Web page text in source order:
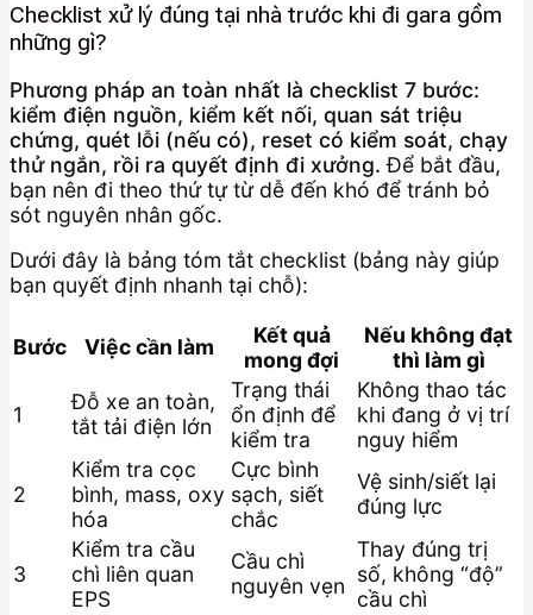
Checklist xử lý đúng tại nhà trước khi đi gara gồm
những gì?
Phương pháp an toàn nhất là checklist 7 bước:
kiểm điện nguồn, kiểm kết nối, quan sát triệu
chứng, quét lỗi (nếu có), reset có kiểm soát, chạy
thử ngắn, rồi ra quyết định đi xưởng. Để bắt đầu,
bạn nên đi theo thứ tự từ dễ đến khó để tránh bỏ
sót nguyên nhân gốc.
Dưới đây là bảng tóm tắt checklist (bảng này giúp
bạn quyết định nhanh tại chỗ):
Bước Việc cần làm
Kết quả
mong đợi
Nếu không đạt
thì làm gì
1
Đỗ xe an toàn,
tắt tải điện lớn
Trạng thái
ổn định để
kiểm tra
Không thao tác
khi đang ở vị trí
nguy hiểm
2
Kiểm tra cọc
bình, mass, oxy
hóa
Cực bình
sạch, siết
chắc
Vệ sinh/siết lại
đúng lực
3
Kiểm tra cầu
chì liên quan
EPS
Cầu chì
nguyên vẹn
Thay đúng trị
số, không “độ”
cầu chì